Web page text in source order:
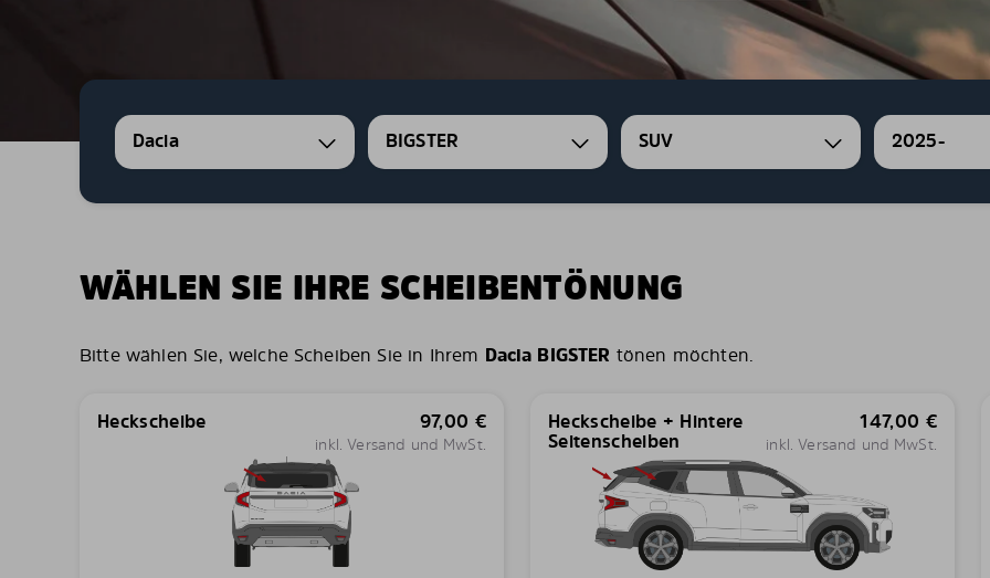
Dacia BIGSTER SUV 2025-
WÄHLEN SIE IHRE SCHEIBENTÖNUNG
Bitte wählen Sie, welche Scheiben Sie in Ihrem Dacia BIGSTER tönen möchten.
Heckscheibe 97,00 €
inkl. Versand und MwSt.
Heckscheibe + Hintere
Seitenscheiben
147,00 €
inkl. Versand und MwSt.